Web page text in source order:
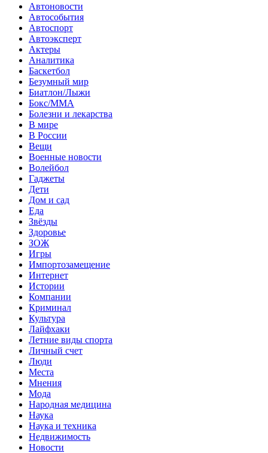
Автоновости
Автособытия
Автоспорт
Автоэксперт
Актеры
Аналитика
Баскетбол
Безумный мир
Биатлон/Лыжи
Бокс/MMA
Болезни и лекарства
В мире
В России
Вещи
Военные новости
Волейбол
Гаджеты
Дети
Дом и сад
Еда
Звёзды
Здоровье
ЗОЖ
Игры
Импортозамещение
Интернет
Истории
Компании
Криминал
Культура
Лайфхаки
Летние виды спорта
Личный счет
Люди
Места
Мнения
Мода
Народная медицина
Наука
Наука и техника
Недвижимость
Новости